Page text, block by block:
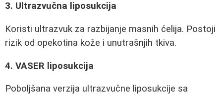
3. Ultrazvučna liposukcija
Koristi ultrazvuk za razbijanje masnih ćelija. Postoji
rizik od opekotina kože i unutrašnjih tkiva.
4. VASER liposukcija
Poboljšana verzija ultrazvučne liposukcije sa